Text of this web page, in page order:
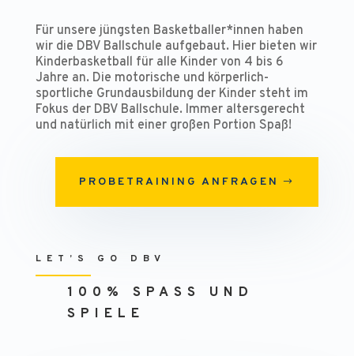
Für unsere jüngsten Basketballer*innen haben
wir die DBV Ballschule aufgebaut. Hier bieten wir
Kinderbasketball für alle Kinder von 4 bis 6
Jahre an. Die motorische und körperlich-
sportliche Grundausbildung der Kinder steht im
Fokus der DBV Ballschule. Immer altersgerecht
und natürlich mit einer großen Portion Spaß!
PROBETRAINING ANFRAGEN
LET’S GO DBV
100% SPASS UND S
PIELE